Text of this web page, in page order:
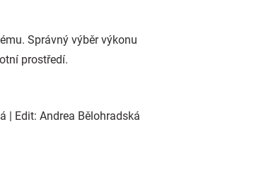
Správný výběr výkonu
prostředí.
| Edit: Andrea Bělohradská